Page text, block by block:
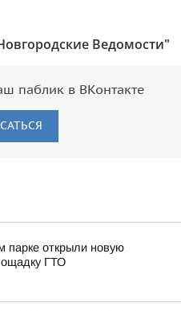
Ведомости"
паблик в ВКонтакте
парке открыли новую
ГТО